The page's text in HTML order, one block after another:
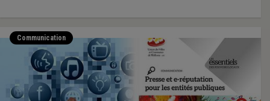
Communication